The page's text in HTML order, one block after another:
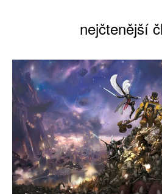
nejčtenější